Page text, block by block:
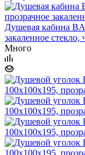
Душевая кабина
закаленное стекло,
Много